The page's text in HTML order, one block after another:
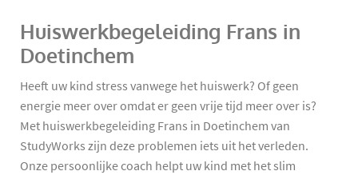
Huiswerkbegeleiding Frans in
Doetinchem
Heeft uw kind stress vanwege het huiswerk? Of geen
energie meer over omdat er geen vrije tijd meer over is?
Met huiswerkbegeleiding Frans in Doetinchem van
StudyWorks zijn deze problemen iets uit het verleden.
Onze persoonlijke coach helpt uw kind met het slim